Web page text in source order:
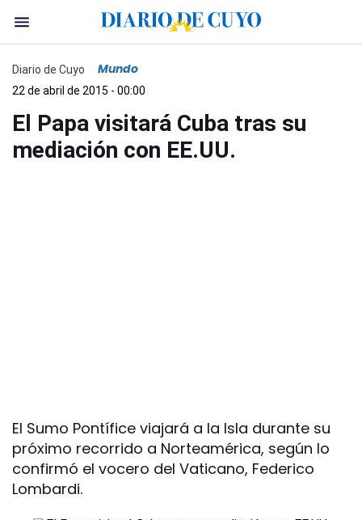
Diario de Cuyo Mundo
22 de abril de 2015 - 00:00
El Papa visitará Cuba tras su
mediación con EE.UU.
El Sumo Pontífice viajará a la Isla durante su
próximo recorrido a Norteamérica, según lo
confirmó el vocero del Vaticano, Federico
Lombardi.